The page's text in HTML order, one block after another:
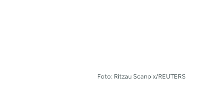
Foto: Ritzau Scanpix/REUTERS